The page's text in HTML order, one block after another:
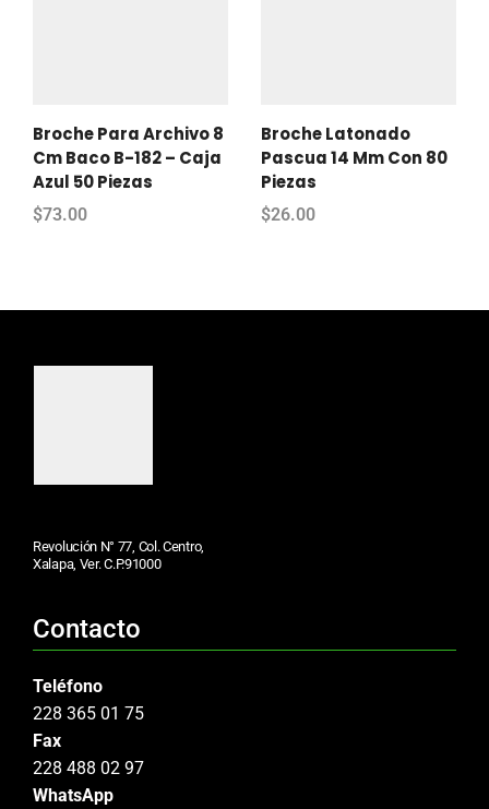
Broche Para Archivo 8
Cm Baco B-182 – Caja
Azul 50 Piezas
$73.00
Broche Latonado
Pascua 14 Mm Con 80
Piezas
$26.00
Revolución N° 77, Col. Centro,
Xalapa, Ver. C.P.91000
Contacto
Teléfono
228 365 01 75
Fax
228 488 02 97
WhatsApp